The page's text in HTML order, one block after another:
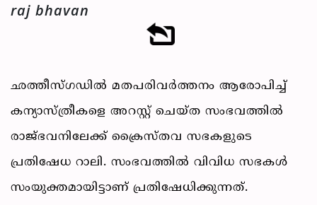
raj bhavan
ഛത്തീസ്ഗഡിൽ മതപരിവർത്തനം ആരോപിച്ച്
കന്യാസ്ത്രീകളെ അറസ്റ്റ് ചെയ്ത സംഭവത്തിൽ
രാജ്ഭവനിലേക്ക് ക്രൈസ്തവ സഭകളുടെ
പ്രതിഷേധ റാലി. സംഭവത്തിൽ വിവിധ സഭകൾ
സംയുക്തമായിട്ടാണ് പ്രതിഷേധിക്കുന്നത്.